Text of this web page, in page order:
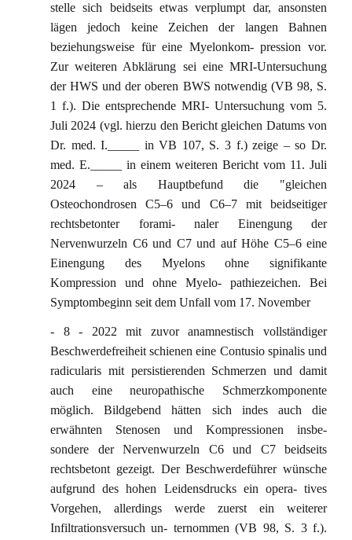
stelle sich beidseits etwas verplumpt dar, ansonsten
lägen jedoch keine Zeichen der langen Bahnen
beziehungsweise für eine Myelonkom- pression vor.
Zur weiteren Abklärung sei eine MRI-Untersuchung
der HWS und der oberen BWS notwendig (VB 98, S.
1 f.). Die entsprechende MRI- Untersuchung vom 5.
Juli 2024 (vgl. hierzu den Bericht gleichen Datums von
Dr. med. I._____ in VB 107, S. 3 f.) zeige – so Dr.
med. E._____ in einem weiteren Bericht vom 11. Juli
2024 – als Hauptbefund die "gleichen
Osteochondrosen C5–6 und C6–7 mit beidseitiger
rechtsbetonter forami- naler Einengung der
Nervenwurzeln C6 und C7 und auf Höhe C5–6 eine
Einengung des Myelons ohne signifikante
Kompression und ohne Myelo- pathiezeichen. Bei
Symptombeginn seit dem Unfall vom 17. November
- 8 - 2022 mit zuvor anamnestisch vollständiger
Beschwerdefreiheit schienen eine Contusio spinalis und
radicularis mit persistierenden Schmerzen und damit
auch eine neuropathische Schmerzkomponente
möglich. Bildgebend hätten sich indes auch die
erwähnten Stenosen und Kompressionen insbe-
sondere der Nervenwurzeln C6 und C7 beidseits
rechtsbetont gezeigt. Der Beschwerdeführer wünsche
aufgrund des hohen Leidensdrucks ein opera- tives
Vorgehen, allerdings werde zuerst ein weiterer
Infiltrationsversuch un- ternommen (VB 98, S. 3 f.).